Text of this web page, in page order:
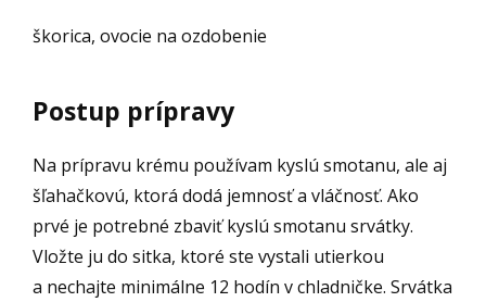
škorica, ovocie na ozdobenie
Postup prípravy
Na prípravu krému používam kyslú smotanu, ale aj
šľahačkovú, ktorá dodá jemnosť a vláčnosť. Ako
prvé je potrebné zbaviť kyslú smotanu srvátky.
Vložte ju do sitka, ktoré ste vystali utierkou
a nechajte minimálne 12 hodín v chladničke. Srvátka